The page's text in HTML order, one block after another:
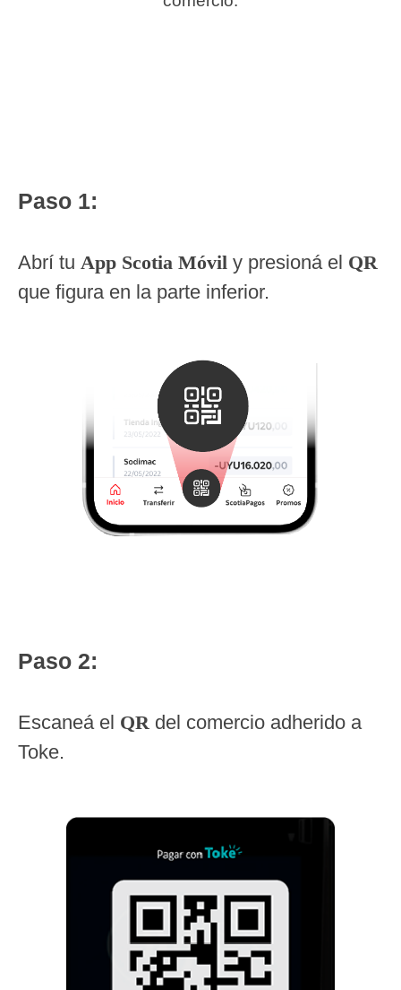
Paso 1:
Abrí tu App Scotia Móvil y presioná el QR
que figura en la parte inferior.
Paso 2:
Escaneá el QR del comercio adherido a
Toke.